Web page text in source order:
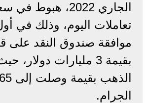
الجاري 2022،
تعاملات اليوم، وذلك في
موافقة صندوق النقد
بقيمة 3 مليارات
الجرام.